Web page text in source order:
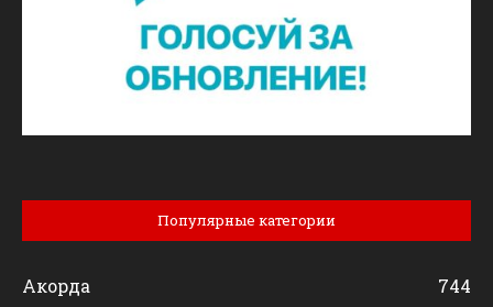
Популярные категории
Акорда
744